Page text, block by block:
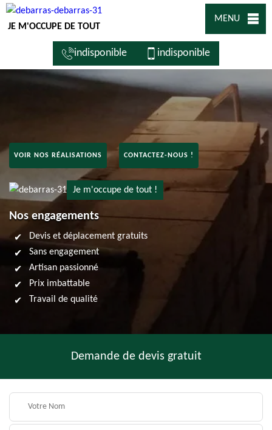
JE M'OCCUPE DE TOUT
MENU
indisponible indisponible
VOIR NOS RÉALISATIONS CONTACTEZ-NOUS !
Je m'occupe de tout !
Nos engagements
Devis et déplacement gratuits
Sans engagement
Artisan passionné
Prix imbattable
Travail de qualité
Demande de devis gratuit